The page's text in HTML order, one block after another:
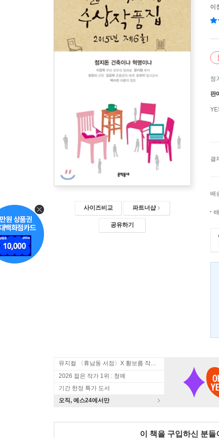
사이즈비교 파트너샵
공유하기
이
정
판
결
배
뮤지컬 〈휴남동 서점〉X 황보름 작가 북토크
2026 젊은 작가 1위 : 청예
기간 한정 특가 도서
오직, 예스24에서만
이 책을 구입하신 분